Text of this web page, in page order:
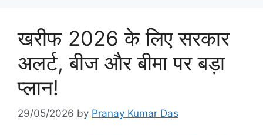
खरीफ 2026 के लिए सरकार
अलर्ट, बीज और बीमा पर बड़ा
प्लान!
29/05/2026 by Pranay Kumar Das